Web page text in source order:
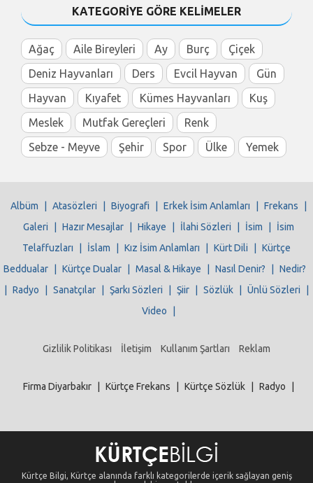
KATEGORİYE GÖRE KELİMELER
Ağaç Aile Bireyleri Ay Burç
Çiçek
Deniz Hayvanları
Ders Evcil Hayvan
Gün
Hayvan
Kıyafet Kümes Hayvanları
Kuş
Meslek
Mutfak Gereçleri
Renk
Sebze - Meyve
Şehir Spor Ülke Yemek
Albüm Atasözleri Biyografi Erkek İsim Anlamları Frekans
Galeri
Hazır Mesajlar Hikaye İlahi Sözleri İsim
İsim
Telaffuzları
İslam Kız İsim Anlamları Kürt Dili
Kürtçe
Beddualar
Kürtçe Dualar Masal & Hikaye Nasıl Denir?
Nedir?
Radyo Sanatçılar Şarkı Sözleri Şiir Sözlük Ünlü Sözleri
Video
Gizlilik Politikası İletişim Kullanım Şartları Reklam
Firma Diyarbakır Kürtçe Frekans Kürtçe Sözlük Radyo
Kürtçe Bilgi, Kürtçe alanında farklı kategorilerde içerik sağlayan geniş